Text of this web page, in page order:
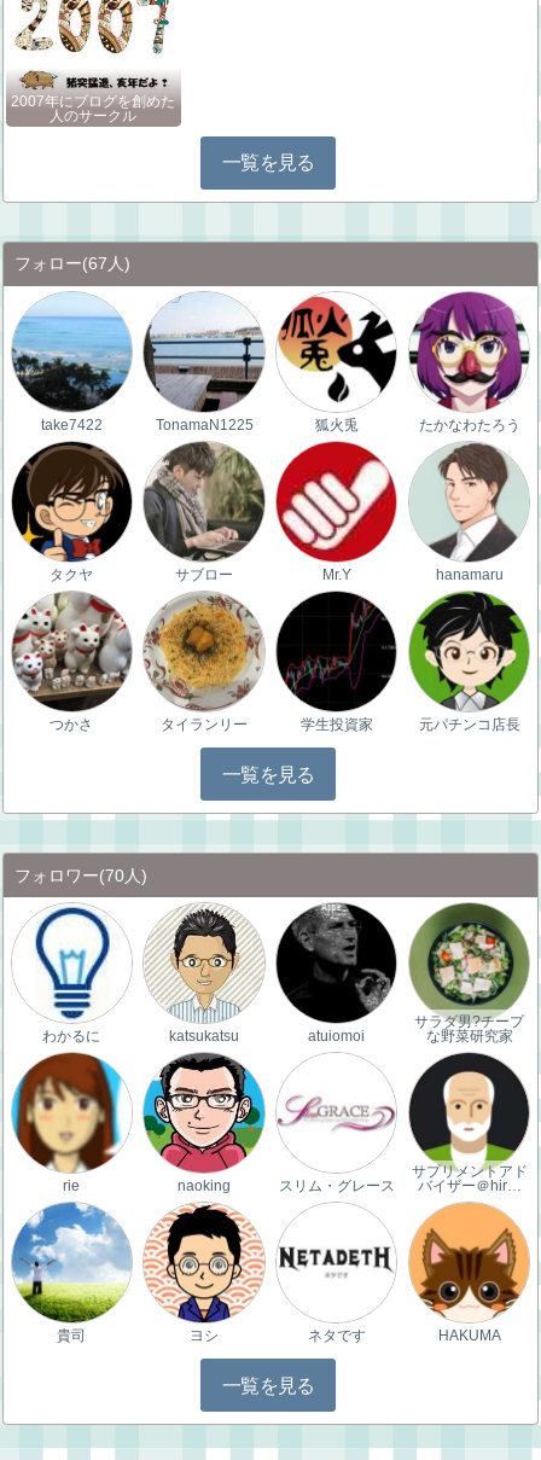
2007年にブログを創めた
人のサークル
一覧を見る
フォロー(67人)
take7422 TonamaN1225 狐火兎 たかなわたろう
タクヤ サブロー Mr.Y hanamaru
つかさ タイランリー 学生投資家 元パチンコ店長
一覧を見る
フォロワー(70人)
わかるに katsukatsu atuiomoi
サラダ男?チープ
な野菜研究家
rie naoking スリム・グレース
サプリメントアド
バイザー＠hir…
貴司 ヨシ ネタです HAKUMA
一覧を見る